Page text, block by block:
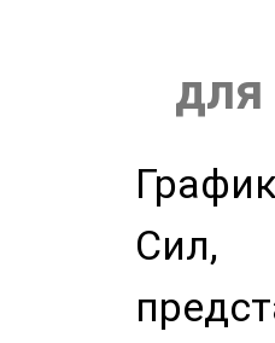
для
Сил,